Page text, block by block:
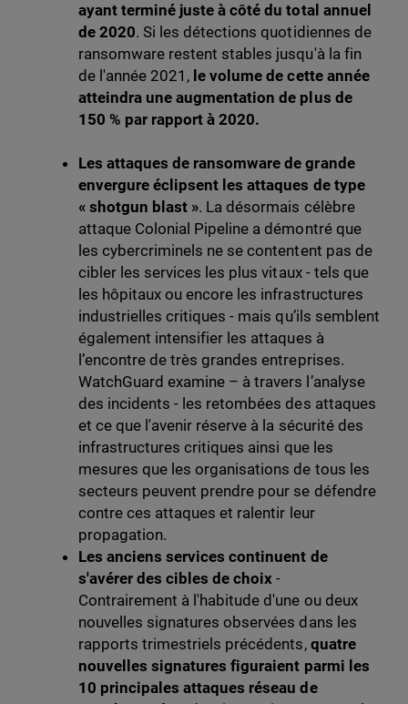
ayant terminé juste à côté du total annuel
de 2020. Si les détections quotidiennes de
ransomware restent stables jusqu'à la fin
de l'année 2021, le volume de cette année
atteindra une augmentation de plus de
150 % par rapport à 2020.
Les attaques de ransomware de grande
envergure éclipsent les attaques de type
« shotgun blast ». La désormais célèbre
attaque Colonial Pipeline a démontré que
les cybercriminels ne se contentent pas de
cibler les services les plus vitaux - tels que
les hôpitaux ou encore les infrastructures
industrielles critiques - mais qu’ils semblent
également intensifier les attaques à
l’encontre de très grandes entreprises.
WatchGuard examine – à travers l’analyse
des incidents - les retombées des attaques
et ce que l'avenir réserve à la sécurité des
infrastructures critiques ainsi que les
mesures que les organisations de tous les
secteurs peuvent prendre pour se défendre
contre ces attaques et ralentir leur
propagation.
Les anciens services continuent de
s'avérer des cibles de choix -
Contrairement à l'habitude d'une ou deux
nouvelles signatures observées dans les
rapports trimestriels précédents, quatre
nouvelles signatures figuraient parmi les
10 principales attaques réseau de